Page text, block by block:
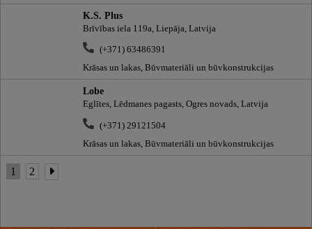
K.S. Plus
Brīvības iela 119a, Liepāja, Latvija
(+371) 63486391
Krāsas un lakas, Būvmateriāli un būvkonstrukcijas
Lobe
Eglītes, Lēdmanes pagasts, Ogres novads, Latvija
(+371) 29121504
Krāsas un lakas, Būvmateriāli un būvkonstrukcijas
1 2